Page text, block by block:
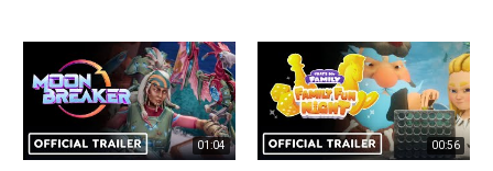
01:04 00:56